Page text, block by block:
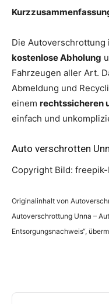
Die Autoverschrottung
kostenlose Abholung
Fahrzeugen aller Art.
Abmeldung und
einem rechtssicheren
einfach und
Auto verschrotten
Copyright Bild: freepik-
Originalinhalt von
Autoverschrottung Unna –
Entsorgungsnachweis“,